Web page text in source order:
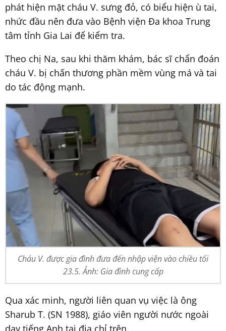
phát hiện mặt cháu V. sưng đỏ, có biểu hiện ù tai,
nhức đầu nên đưa vào Bệnh viện Đa khoa Trung
tâm tỉnh Gia Lai để kiểm tra.
Theo chị Na, sau khi thăm khám, bác sĩ chẩn đoán
cháu V. bị chấn thương phần mềm vùng má và tai
do tác động mạnh.
Cháu V. được gia đình đưa đến nhập viện vào chiều tối
23.5. Ảnh: Gia đình cung cấp
Qua xác minh, người liên quan vụ việc là ông
Sharub T. (SN 1988), giáo viên người nước ngoài